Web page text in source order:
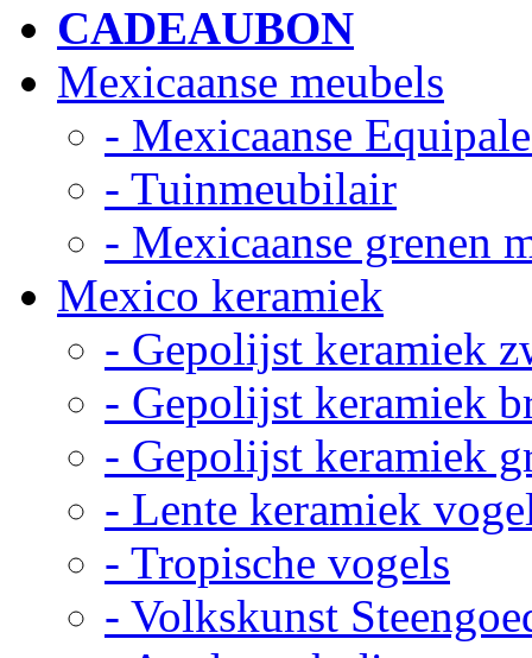
CADEAUBON
Mexicaanse meubels
- Mexicaanse
- Tuinmeubilair
- Mexicaanse grenen
Mexico keramiek
- Gepolijst keramiek
- Gepolijst keramiek
- Gepolijst keramiek
- Lente keramiek
- Tropische vogels
- Volkskunst